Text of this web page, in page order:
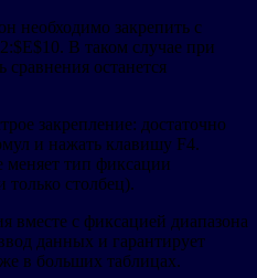
необходимо закрепить с
В таком случае при
останется
закрепление: достаточно
и нажать клавишу F4.
тип фиксации
только столбец).
вместе с фиксацией диапазона
данных и гарантирует
в больших таблицах.